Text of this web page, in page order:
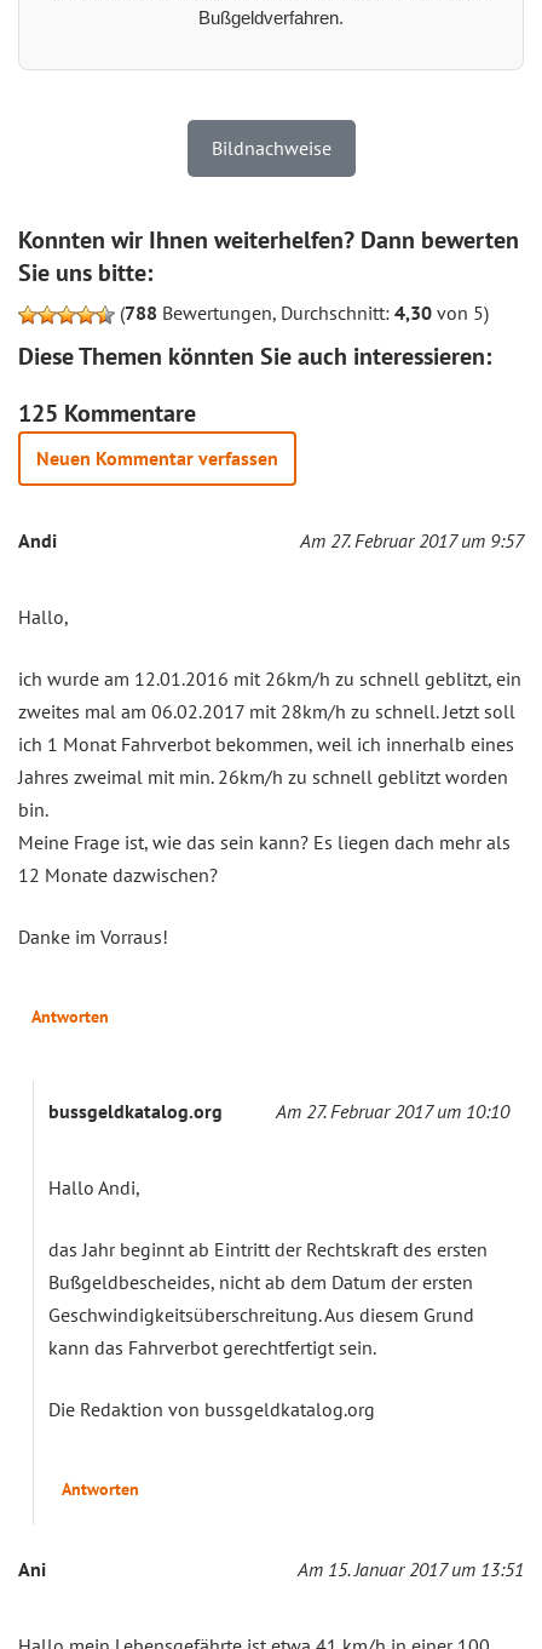
Bußgeldverfahren.
Bildnachweise
Konnten wir Ihnen weiterhelfen? Dann bewerten
Sie uns bitte:
(788 Bewertungen, Durchschnitt: 4,30 von 5)
Diese Themen könnten Sie auch interessieren:
125 Kommentare
Neuen Kommentar verfassen
Andi Am 27. Februar 2017 um 9:57
Hallo,
ich wurde am 12.01.2016 mit 26km/h zu schnell geblitzt, ein
zweites mal am 06.02.2017 mit 28km/h zu schnell. Jetzt soll
ich 1 Monat Fahrverbot bekommen, weil ich innerhalb eines
Jahres zweimal mit min. 26km/h zu schnell geblitzt worden
bin.
Meine Frage ist, wie das sein kann? Es liegen dach mehr als
12 Monate dazwischen?
Danke im Vorraus!
Antworten
bussgeldkatalog.org Am 27. Februar 2017 um 10:10
Hallo Andi,
das Jahr beginnt ab Eintritt der Rechtskraft des ersten
Bußgeldbescheides, nicht ab dem Datum der ersten
Geschwindigkeitsüberschreitung. Aus diesem Grund
kann das Fahrverbot gerechtfertigt sein.
Die Redaktion von bussgeldkatalog.org
Antworten
Ani Am 15. Januar 2017 um 13:51